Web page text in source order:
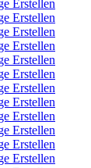
Erstellen
Erstellen
Erstellen
Erstellen
Erstellen
Erstellen
Erstellen
Erstellen
Erstellen
Erstellen
Erstellen
Erstellen